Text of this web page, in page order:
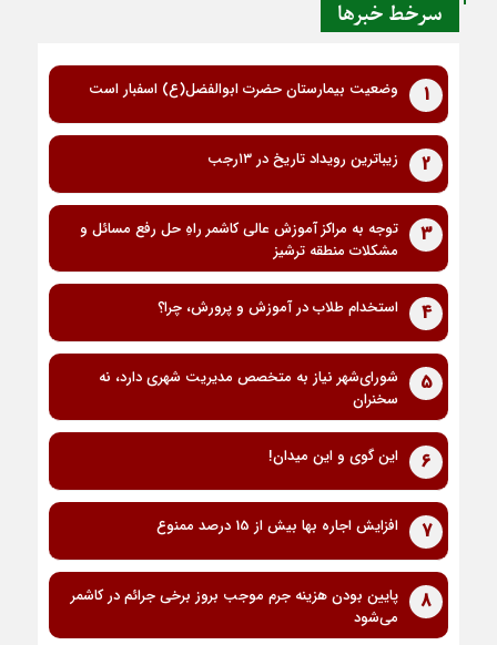
سرخط خبرها
1 وضعیت بیمارستان حضرت ابوالفضل(ع) اسفبار است
2 زیباترین رویداد تاریخ در ۱۳رجب
3
توجه به مراکز آموزش عالی کاشمر راهِ حل رفع مسائل و
مشکلات منطقه ترشیز
4 استخدام طلاب در آموزش و پرورش، چرا؟
5
شورای‌شهر نیاز به متخصص مدیریت شهری دارد، نه
سخنران
6 این گوی و این میدان!
7 افزایش اجاره بها بیش از 15 درصد ممنوع
8
پایین بودن هزینه جرم موجب بروز برخی جرائم در کاشمر
می‌شود